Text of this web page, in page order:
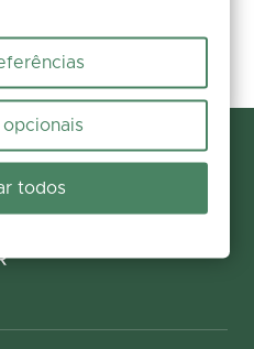
segundos e ajuda-nos a
opcionais
todos